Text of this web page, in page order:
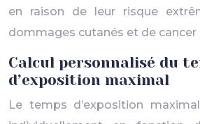
en raison de leur risque
dommages cutanés et de cancer
Calcul personnalisé du
d’exposition maximal
Le temps d’exposition